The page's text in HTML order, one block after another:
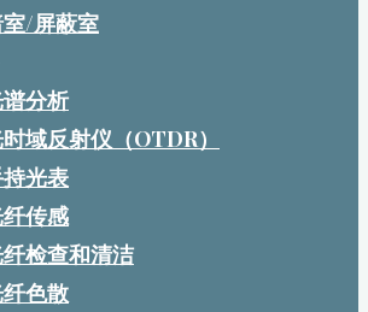
室/屏蔽室
分析
域反射仪（OTDR）
光表
传感
检查和清洁
色散